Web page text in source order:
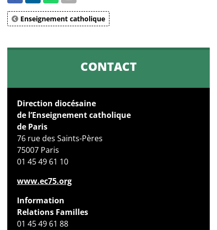
Enseignement catholique
CONTACT
Direction diocésaine
de l’Enseignement catholique
de Paris
76 rue des Saints-Pères
75007 Paris
01 45 49 61 10
www.ec75.org
Information
Relations Familles
01 45 49 61 88